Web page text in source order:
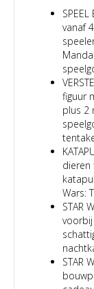
vanaf
figuur
plus 2
dieren
Wars:
STAR
voorbij
STAR